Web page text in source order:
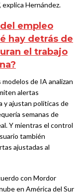
Hernández.
del empleo
hay detrás de
el trabajo
de IA analizan
alertas
y ajustan políticas de
semanas de
Y mientras el control
también
ajustadas al
con Mordor
en América del Sur